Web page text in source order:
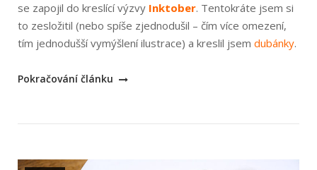
se zapojil do kreslící výzvy Inktober. Tentokráte jsem si
to zesložitil (nebo spíše zjednodušil – čím více omezení,
tím jednodušší vymýšlení ilustrace) a kreslil jsem dubánky.
„Inktober
Pokračování článku
Open post